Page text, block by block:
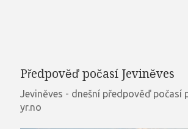
Předpověď počasí Jeviněves
Jeviněves - dnešní předpověď počasí
yr.no